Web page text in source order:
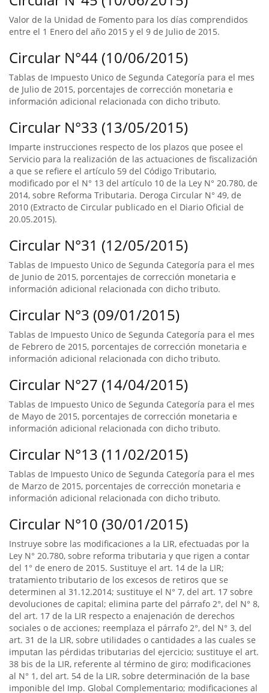
Valor de la Unidad de Fomento para los días comprendidos
entre el 1 Enero del año 2015 y el 9 de Julio de 2015.
Circular N°44 (10/06/2015)
Tablas de Impuesto Unico de Segunda Categoría para el mes
de Julio de 2015, porcentajes de corrección monetaria e
información adicional relacionada con dicho tributo.
Circular N°33 (13/05/2015)
Imparte instrucciones respecto de los plazos que posee el
Servicio para la realización de las actuaciones de fiscalización
a que se refiere el artículo 59 del Código Tributario,
modificado por el N° 13 del artículo 10 de la Ley N° 20.780, de
2014, sobre Reforma Tributaria. Deroga Circular N° 49, de
2010 (Extracto de Circular publicado en el Diario Oficial de
20.05.2015).
Circular N°31 (12/05/2015)
Tablas de Impuesto Unico de Segunda Categoría para el mes
de Junio de 2015, porcentajes de corrección monetaria e
información adicional relacionada con dicho tributo.
Circular N°3 (09/01/2015)
Tablas de Impuesto Unico de Segunda Categoría para el mes
de Febrero de 2015, porcentajes de corrección monetaria e
información adicional relacionada con dicho tributo.
Circular N°27 (14/04/2015)
Tablas de Impuesto Unico de Segunda Categoría para el mes
de Mayo de 2015, porcentajes de corrección monetaria e
información adicional relacionada con dicho tributo.
Circular N°13 (11/02/2015)
Tablas de Impuesto Unico de Segunda Categoría para el mes
de Marzo de 2015, porcentajes de corrección monetaria e
información adicional relacionada con dicho tributo.
Circular N°10 (30/01/2015)
Instruye sobre las modificaciones a la LIR, efectuadas por la
Ley N° 20.780, sobre reforma tributaria y que rigen a contar
del 1° de enero de 2015. Sustituye el art. 14 de la LIR;
tratamiento tributario de los excesos de retiros que se
determinen al 31.12.2014; sustituye el N° 7, del art. 17 sobre
devoluciones de capital; elimina parte del párrafo 2°, del N° 8,
del art. 17 de la LIR respecto a enajenación de derechos
sociales o de acciones; reemplaza el párrafo 2°, del N° 3, del
art. 31 de la LIR, sobre utilidades o cantidades a las cuales se
imputan las pérdidas tributarias del ejercicio; sustituye el art.
38 bis de la LIR, referente al término de giro; modificaciones
al N° 1, del art. 54 de la LIR, sobre determinación de la base
imponible del Imp. Global Complementario; modificaciones al